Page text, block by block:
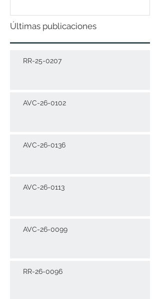
Últimas publicaciones
RR-25-0207
AVC-26-0102
AVC-26-0136
AVC-26-0113
AVC-26-0099
RR-26-0096